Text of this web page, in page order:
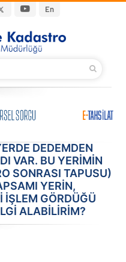
En
DEDEMDEN
VAR. BU YERIMIN
SONRASI TAPUSU)
YERIN,
IŞLEM GÖRDÜĞÜ
ALABILIRIM?